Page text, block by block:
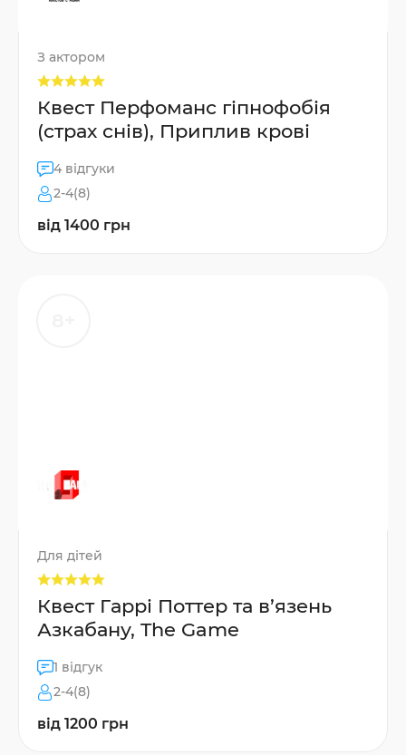
З актором
Квест Перфоманс гіпнофобія
(страх снів), Приплив крові
4 відгуки
2-4(8)
від 1400 грн
Для дітей
Квест Гаррі Поттер та в’язень
Азкабану, The Game
1 відгук
2-4(8)
від 1200 грн